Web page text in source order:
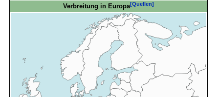
Verbreitung in Europa[Quellen]